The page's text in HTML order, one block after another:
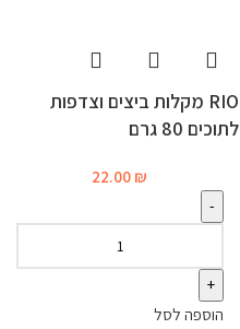
RIO מקלות ביצים וצדפות
לתוכים 80 גרם
22.00 ₪
הוספה לסל